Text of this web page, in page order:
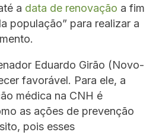
a data de renovação a fim
população” para realizar a
Eduardo Girão (Novo-
favorável. Para ele, a
médica na CNH é
as ações de prevenção
pois esses